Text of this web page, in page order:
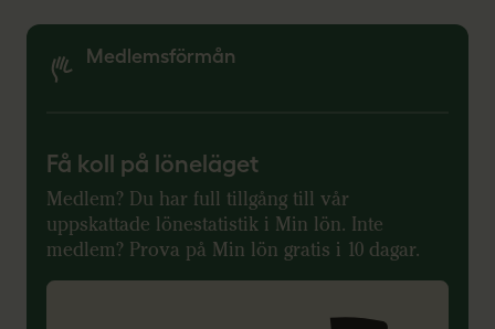
Medlemsförmån
Få koll på löneläget
Medlem? Du har full tillgång till vår
uppskattade lönestatistik i Min lön. Inte
medlem? Prova på Min lön gratis i 10 dagar.